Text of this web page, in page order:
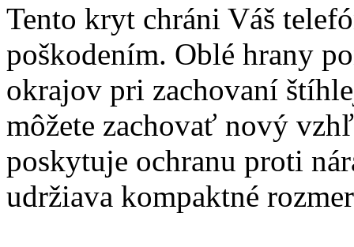
Tento kryt chráni Váš
poškodením. Oblé hrany
okrajov pri zachovaní
môžete zachovať nový
poskytuje ochranu proti
udržiava kompaktné